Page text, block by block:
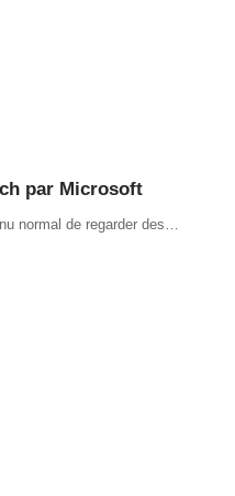
par Microsoft
normal de regarder des…